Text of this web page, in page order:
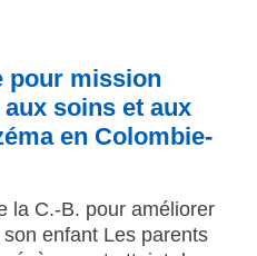
pour mission
aux soins et aux
en Colombie-
la C.-B. pour améliorer
enfant Les parents